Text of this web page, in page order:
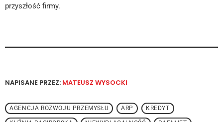
przyszłość firmy.
NAPISANE PRZEZ: MATEUSZ WYSOCKI
AGENCJA ROZWOJU PRZEMYSŁU ARP KREDYT